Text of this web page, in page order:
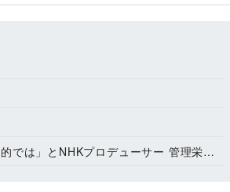
ーサー 管理栄養士・松丸奨 朝ドラ「取材秘話」〔２〕